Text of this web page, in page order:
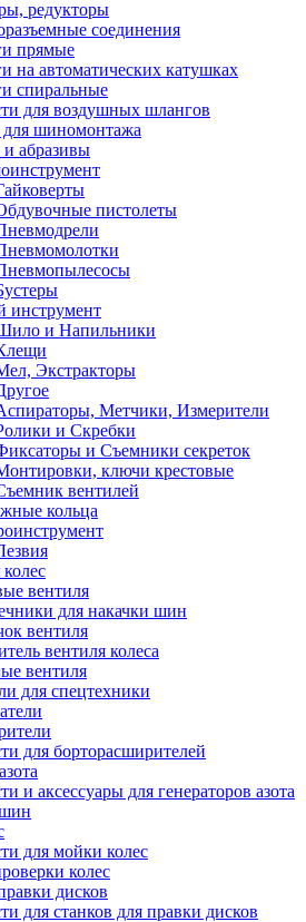
редукторы
соединения
прямые
на автоматических катушках
спиральные
для воздушных шлангов
шиномонтажа
абразивы
пистолеты
инструмент
и Напильники
Экстракторы
Метчики, Измерители
и Скребки
и Съемники секреток
ключи крестовые
вентилей
кольца
вентиля
для накачки шин
вентиля
вентиля колеса
вентиля
для спецтехники
для борторасширителей
и аксессуары для генераторов азота
для мойки колес
колес
дисков
для станков для правки дисков